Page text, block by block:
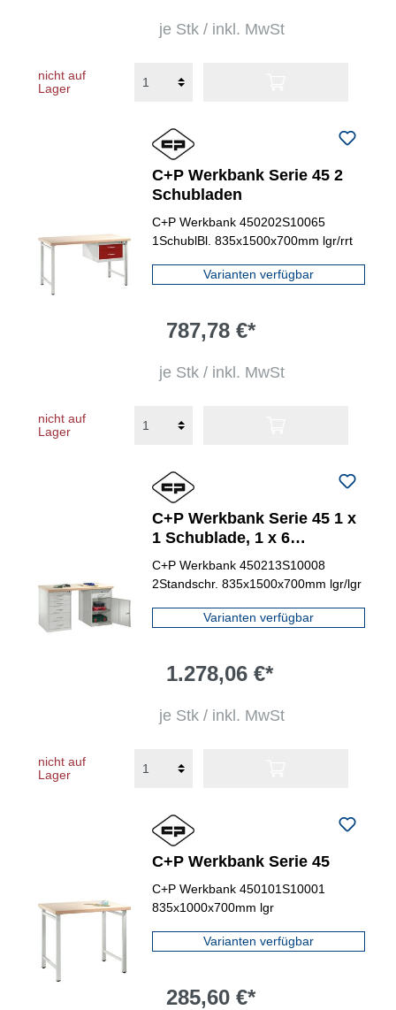
je Stk / inkl. MwSt
nicht auf
Lager
C+P Werkbank Serie 45 2
Schubladen
C+P Werkbank 450202S10065
1SchublBl. 835x1500x700mm lgr/rrt
Varianten verfügbar
787,78 €*
je Stk / inkl. MwSt
nicht auf
Lager
C+P Werkbank Serie 45 1 x
1 Schublade, 1 x 6
Schubladen
C+P Werkbank 450213S10008
2Standschr. 835x1500x700mm lgr/lgr
Varianten verfügbar
1.278,06 €*
je Stk / inkl. MwSt
nicht auf
Lager
C+P Werkbank Serie 45
C+P Werkbank 450101S10001
835x1000x700mm lgr
Varianten verfügbar
285,60 €*